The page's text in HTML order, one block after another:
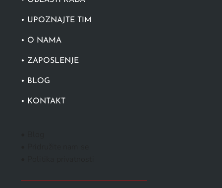
• UPOZNAJTE TIM
• O NAMA
• ZAPOSLENJE
• BLOG
• KONTAKT